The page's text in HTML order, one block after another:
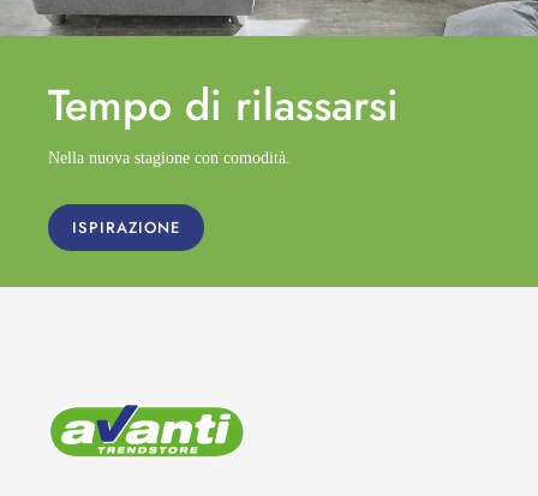
Tempo di rilassarsi
Nella nuova stagione con comodità.
ISPIRAZIONE